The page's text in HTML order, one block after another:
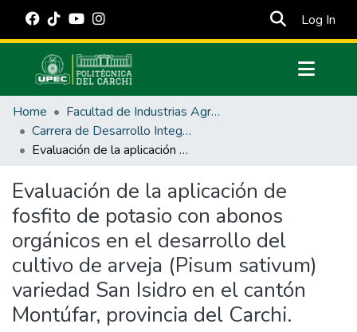
Log In
Communities & Collections
All of DSpace
Statistics
Estadísticas Externas
Manuales
Home
Facultad de Industrias Agropecuarias y Ciencias Ambientales
Carrera de Desarrollo Integral Agropecuario
Evaluación de la aplicación de fosfito de potasio con abonos orgánicos en el desarrollo del cultivo de arveja (Pisum sativum) variedad San Isidro en el cantón Montúfar, provincia del Carchi.
Evaluación de la aplicación de
fosfito de potasio con abonos
orgánicos en el desarrollo del
cultivo de arveja (Pisum sativum)
variedad San Isidro en el cantón
Montúfar, provincia del Carchi.